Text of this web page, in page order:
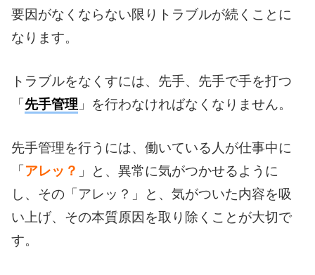
要因がなくならない限りトラブルが続くことに
なります。
トラブルをなくすには、先手、先手で手を打つ
「 先手管理 」を行わなければなくなりません。
先手管理を行うには、働いている人が仕事中に
「 アレッ？ 」と、異常に気がつかせるように
し、その「アレッ？」と、気がついた内容を吸
い上げ、その本質原因を取り除くことが大切で
す。